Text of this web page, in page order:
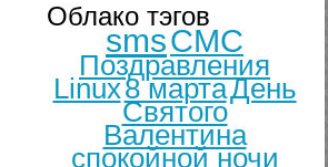
Облако тэгов
smsСМС
Поздравления
Linux8 мартаДень
Святого
Валентина
спокойной ночи